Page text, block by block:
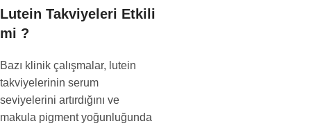
Lutein Takviyeleri Etkili
mi ?
Bazı klinik çalışmalar, lutein
takviyelerinin serum
seviyelerini artırdığını ve
makula pigment yoğunluğunda